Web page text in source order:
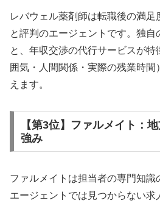
レバウェル薬剤師は転職後の満
と評判のエージェントです。独自
と、年収交渉の代行サービスが
囲気・人間関係・実際の残業時間
えます。
【第3位】ファルメイト：
強み
ファルメイトは担当者の専門知
エージェントでは見つからない求